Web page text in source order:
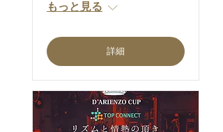
もっと見る
詳細